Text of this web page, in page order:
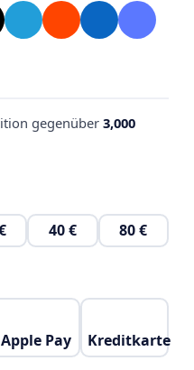
gegenüber 3,000
40 € 80 €
Apple Pay Kreditkarte